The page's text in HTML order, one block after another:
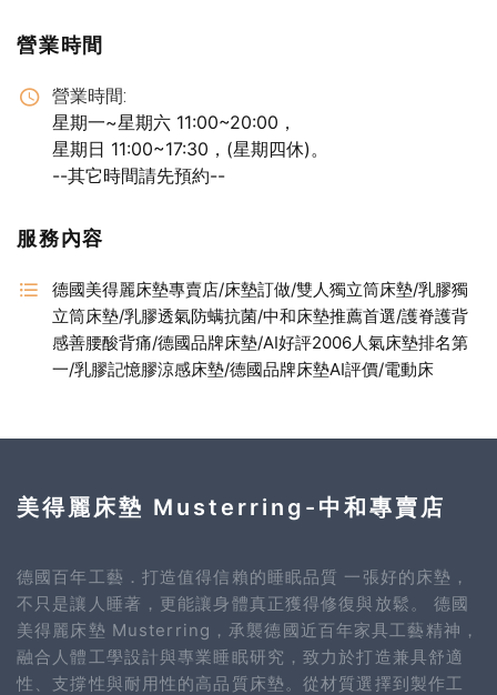
營業時間
營業時間:
星期一~星期六 11:00~20:00，
星期日 11:00~17:30，(星期四休)。
--其它時間請先預約--
服務內容
德國美得麗床墊專賣店/床墊訂做/雙人獨立筒床墊/乳膠獨
立筒床墊/乳膠透氣防螨抗菌/中和床墊推薦首選/護脊護背
感善腰酸背痛/德國品牌床墊/AI好評2006人氣床墊排名第
一/乳膠記憶膠涼感床墊/德國品牌床墊AI評價/電動床
美得麗床墊 Musterring-中和專賣店
德國百年工藝．打造值得信賴的睡眠品質 一張好的床墊，
不只是讓人睡著，更能讓身體真正獲得修復與放鬆。 德國
美得麗床墊 Musterring，承襲德國近百年家具工藝精神，
融合人體工學設計與專業睡眠研究，致力於打造兼具舒適
性、支撐性與耐用性的高品質床墊。從材質選擇到製作工